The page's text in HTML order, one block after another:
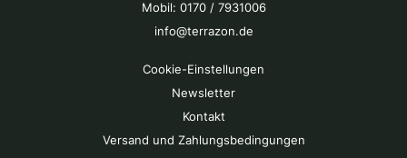
Mobil: 0170 / 7931006
info@terrazon.de
Cookie-Einstellungen
Newsletter
Kontakt
Versand und Zahlungsbedingungen